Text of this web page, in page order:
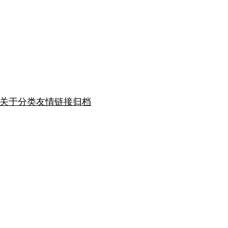
关于分类友情链接归档